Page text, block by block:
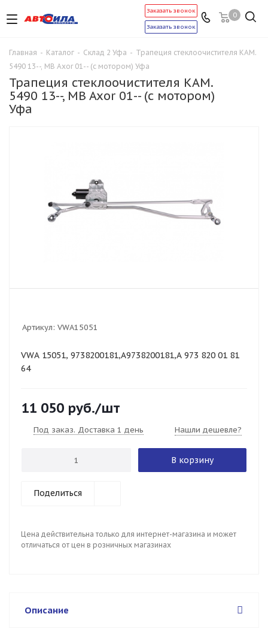
0
Заказать звонок
Заказать звонок
Главная - Каталог - Склад 2 Уфа - Трапеция стеклоочистителя КАМ.
5490 13--, MB Axor 01-- (с мотором) Уфа
Трапеция стеклоочистителя КАМ.
5490 13--, MB Axor 01-- (с мотором)
Уфа
Артикул: VWA15051
VWA 15051, 9738200181,A9738200181,A 973 820 01 81
64
11 050 руб./шт
Под заказ. Доставка 1 день Нашли дешевле?
В корзину
Поделиться
Цена действительна только для интернет-магазина и может
отличаться от цен в розничных магазинах
Описание